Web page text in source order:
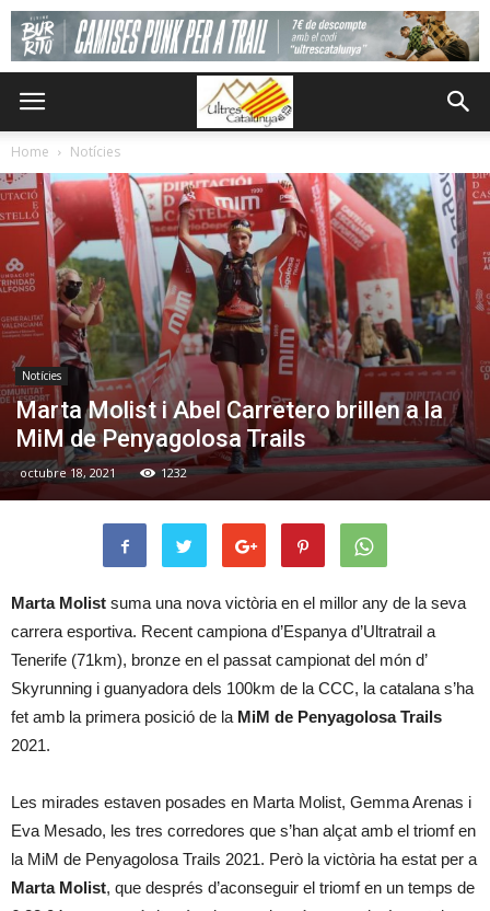
Home Notícies
Notícies
Marta Molist i Abel Carretero brillen a la
MiM de Penyagolosa Trails
octubre 18, 2021 1232
Marta Molist suma una nova victòria en el millor any de la seva
carrera esportiva. Recent campiona d’Espanya d’Ultratrail a
Tenerife (71km), bronze en el passat campionat del món d’
Skyrunning i guanyadora dels 100km de la CCC, la catalana s’ha
fet amb la primera posició de la MiM de Penyagolosa Trails
2021.
Les mirades estaven posades en Marta Molist, Gemma Arenas i
Eva Mesado, les tres corredores que s’han alçat amb el triomf en
la MiM de Penyagolosa Trails 2021. Però la victòria ha estat per a
Marta Molist, que després d’aconseguir el triomf en un temps de